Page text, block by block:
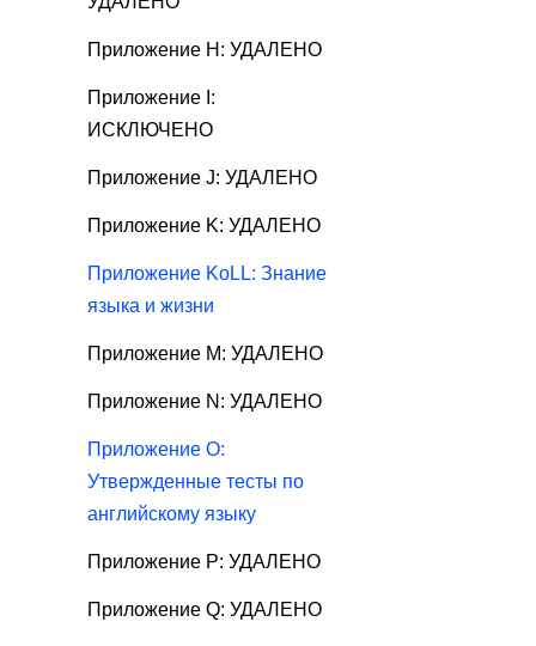
Приложение H: УДАЛЕНО
Приложение I:
ИСКЛЮЧЕНО
Приложение J: УДАЛЕНО
Приложение K: УДАЛЕНО
Приложение KoLL: Знание
языка и жизни
Приложение M: УДАЛЕНО
Приложение N: УДАЛЕНО
Приложение O:
Утвержденные тесты по
английскому языку
Приложение P: УДАЛЕНО
Приложение Q: УДАЛЕНО